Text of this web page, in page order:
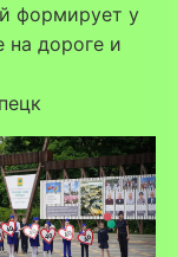
формирует у
на дороге и